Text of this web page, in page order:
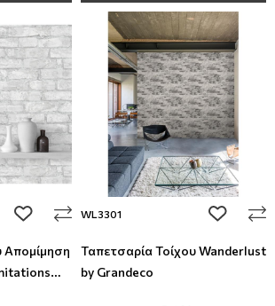
add to wishlist
Απομίμηση
WL3301 add to
Ταπετσαρία Τοίχου Wanderlust
by Grandeco